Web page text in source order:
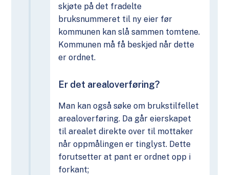
skjøte på det fradelte
bruksnummeret til ny eier før
kommunen kan slå sammen tomtene.
Kommunen må få beskjed når dette
er ordnet.
Er det arealoverføring?
Man kan også søke om brukstilfellet
arealoverføring. Da går eierskapet
til arealet direkte over til mottaker
når oppmålingen er tinglyst. Dette
forutsetter at pant er ordnet opp i
forkant;